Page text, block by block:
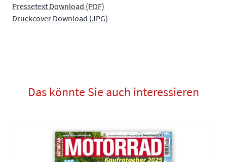
Pressetext Download (PDF)
Druckcover Download (JPG)
Das könnte Sie auch interessieren